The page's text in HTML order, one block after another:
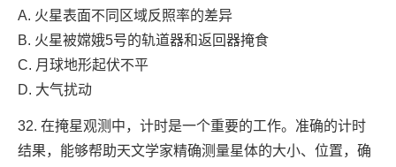
A. 火星表面不同区域反照率的差异
B. 火星被嫦娥5号的轨道器和返回器掩食
C. 月球地形起伏不平
D. 大气扰动
32. 在掩星观测中，计时是一个重要的工作。准确的计时
结果，能够帮助天文学家精确测量星体的大小、位置，确